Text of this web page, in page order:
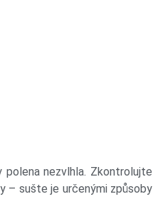
nezvlhla. Zkontrolujte
– sušte je určenými způsoby